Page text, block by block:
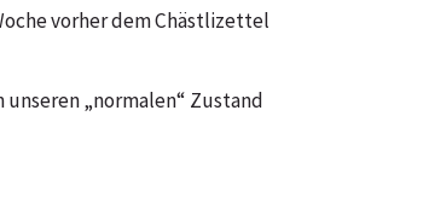
vorher dem Chästlizettel
„normalen“ Zustand